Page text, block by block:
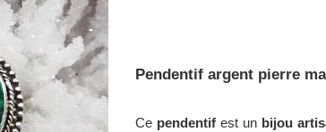
Pendentif argent pierre
Ce pendentifest un bijou